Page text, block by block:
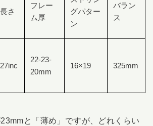
長さ
フレー
ム厚
グパター
ン
バラン
ス
27inc
22-23-
20mm
16×19 325mm
と「薄め」ですが、どれくらい